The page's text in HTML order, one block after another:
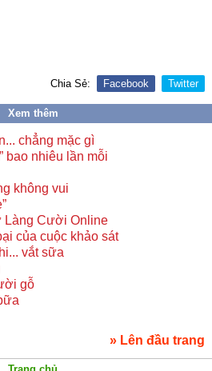
Chia Sẻ: Facebook Twitter
Xem thêm
chẳng mặc gì
bao nhiêu lần mỗi
không vui
Làng Cười Online
của cuộc khảo sát
vắt sữa
gỗ
» Lên đầu trang